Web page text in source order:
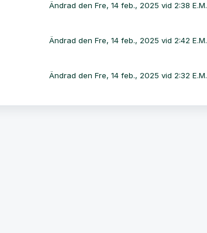
Ändrad den Fre, 14 feb., 2025 vid 2:38 E.M.
Ändrad den Fre, 14 feb., 2025 vid 2:42 E.M.
Ändrad den Fre, 14 feb., 2025 vid 2:32 E.M.